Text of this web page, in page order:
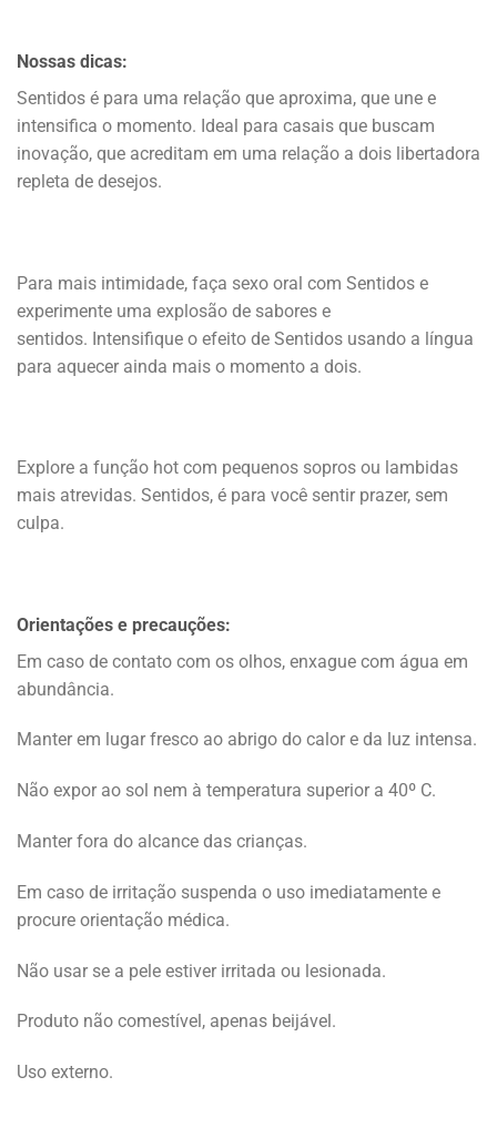
Nossas dicas:
Sentidos é para uma relação que aproxima, que une e
intensifica o momento. Ideal para casais que buscam
inovação, que acreditam em uma relação a dois libertadora
repleta de desejos.
Para mais intimidade, faça sexo oral com Sentidos e
experimente uma explosão de sabores e
sentidos. Intensifique o efeito de Sentidos usando a língua
para aquecer ainda mais o momento a dois.
Explore a função hot com pequenos sopros ou lambidas
mais atrevidas. Sentidos, é para você sentir prazer, sem
culpa.
Orientações e precauções:
Em caso de contato com os olhos, enxague com água em
abundância.
Manter em lugar fresco ao abrigo do calor e da luz intensa.
Não expor ao sol nem à temperatura superior a 40º C.
Manter fora do alcance das crianças.
Em caso de irritação suspenda o uso imediatamente e
procure orientação médica.
Não usar se a pele estiver irritada ou lesionada.
Produto não comestível, apenas beijável.
Uso externo.